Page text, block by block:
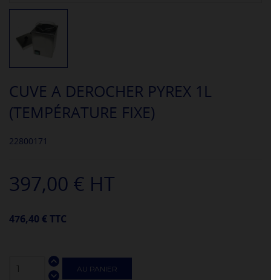
CUVE A DEROCHER PYREX 1L
(TEMPÉRATURE FIXE)
22800171
397,00 € HT
476,40 € TTC
AU PANIER